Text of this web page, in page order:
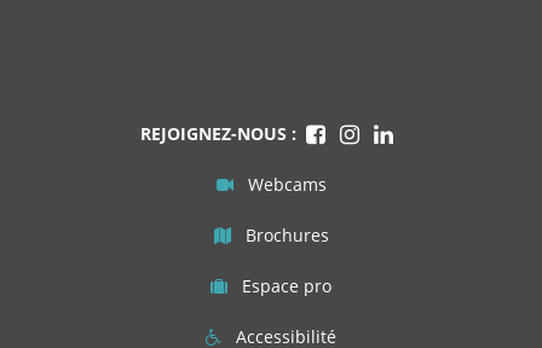
REJOIGNEZ-NOUS :
Webcams
Brochures
Espace pro
Accessibilité